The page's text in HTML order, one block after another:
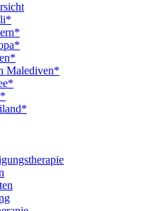
Malediven*